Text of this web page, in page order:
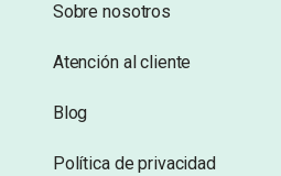
Sobre nosotros
Atención al cliente
Blog
Política de privacidad